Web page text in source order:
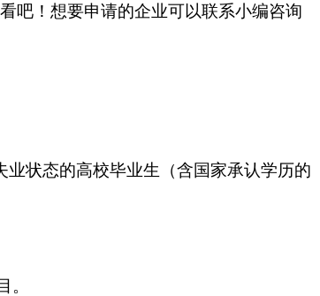
吧！想要申请的企业可以联系小编咨询
业状态的高校毕业生（含国家承认学历的
。